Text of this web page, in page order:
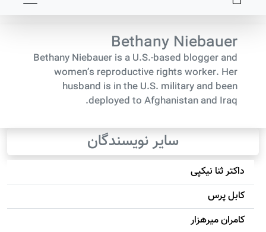
Bethany Niebauer
Bethany Niebauer is a U.S.-based blogger and
women’s reproductive rights worker. Her
husband is in the U.S. military and been
deployed to Afghanistan and Iraq.
سایر نویسندگان
داکتر ثنا نیکپی
کابل پرس
کامران میرهزار